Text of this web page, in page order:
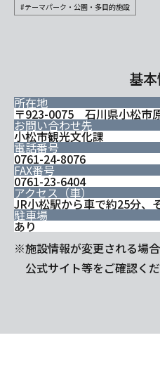
#テーマパーク・公園・多目的施設
基
所在地
〒923-0075 石川県小松市
お問い合わせ先
小松市観光文化課
電話番号
0761-24-8076
FAX番号
0761-23-6404
アクセス（車）
JR小松駅から車で約25分、
駐車場
あり
※施設情報が変更される場
公式サイト等をご確認くだ